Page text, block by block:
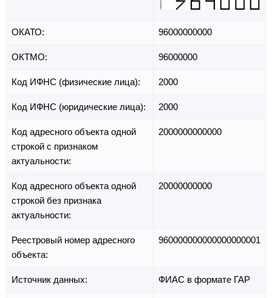
ОКАТО: 96000000000
ОКТМО: 96000000
Код ИФНС (физические лица): 2000
Код ИФНС (юридические лица): 2000
Код адресного объекта одной
строкой с признаком
актуальности:
2000000000000
Код адресного объекта одной
строкой без признака
актуальности:
20000000000
Реестровый номер адресного
объекта:
960000000000000000001
Источник данных: ФИАС в формате ГАР